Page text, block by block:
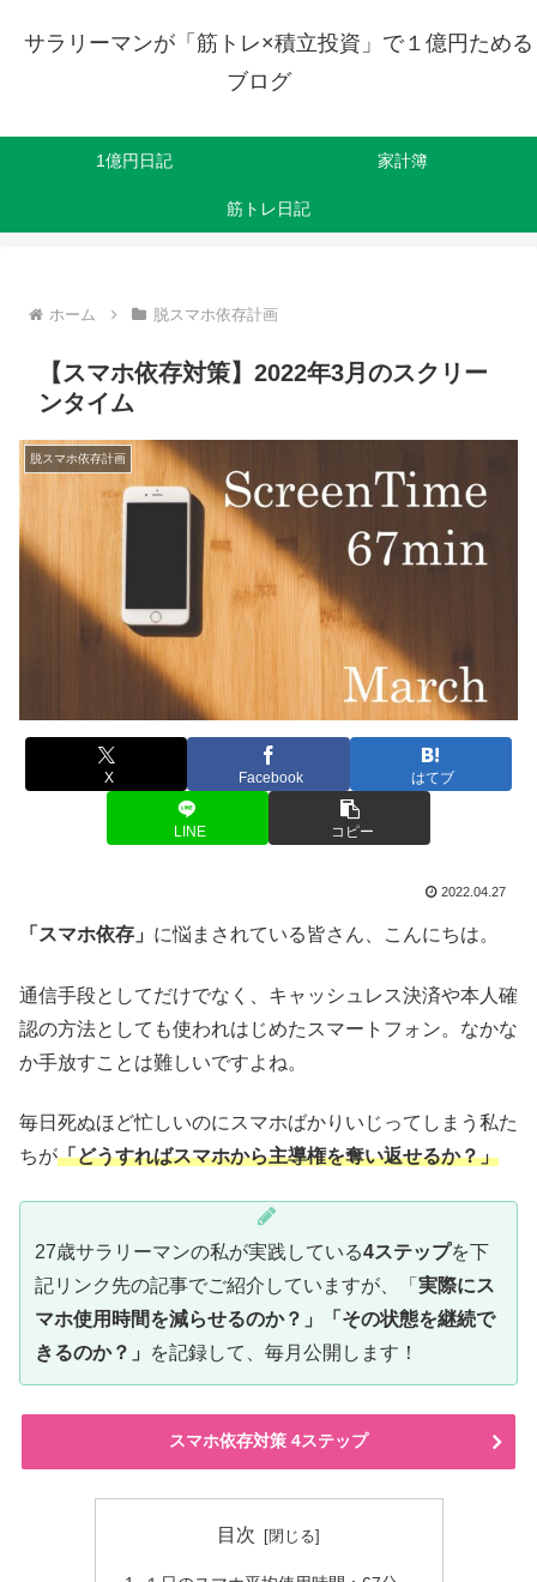
サラリーマンが「筋トレ×積立投資」で１億円ためる
ブログ
1億円日記 家計簿
筋トレ日記
ホーム 脱スマホ依存計画
【スマホ依存対策】2022年3月のスクリー
ンタイム
脱スマホ依存計画
X Facebook はてブ
LINE コピー
2022.04.27
「スマホ依存」 に悩まされている皆さん、こんにちは。
通信手段としてだけでなく、キャッシュレス決済や本人確
認の方法としても使われはじめたスマートフォン。なかな
か手放すことは難しいですよね。
毎日死ぬほど忙しいのにスマホばかりいじってしまう私た
ちが「どうすればスマホから主導権を奪い返せるか？」
27歳サラリーマンの私が実践している4ステップを下
記リンク先の記事でご紹介していますが、「 実際にス
マホ使用時間を減らせるのか？」「その状態を継続で
きるのか？」
を記録して、毎月公開します！
スマホ依存対策 4ステップ
目次